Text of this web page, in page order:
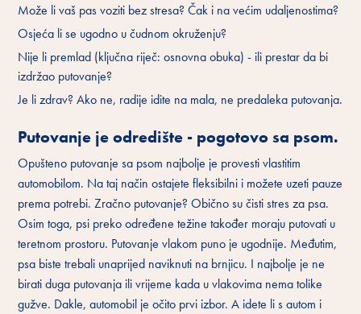
Može li vaš pas voziti bez stresa? Čak i na većim udaljenostima?
Osjeća li se ugodno u čudnom okruženju?
Nije li premlad (ključna riječ: osnovna obuka) - ili prestar da bi
izdržao putovanje?
Je li zdrav? Ako ne, radije idite na mala, ne predaleka putovanja.
Putovanje je odredište - pogotovo sa psom.
Opušteno putovanje sa psom najbolje je provesti vlastitim
automobilom. Na taj način ostajete fleksibilni i možete uzeti pauze
prema potrebi. Zračno putovanje? Obično su čisti stres za psa.
Osim toga, psi preko određene težine također moraju putovati u
teretnom prostoru. Putovanje vlakom puno je ugodnije. Međutim,
psa biste trebali unaprijed naviknuti na brnjicu. I najbolje je ne
birati duga putovanja ili vrijeme kada u vlakovima nema tolike
gužve. Dakle, automobil je očito prvi izbor. A idete li s autom i